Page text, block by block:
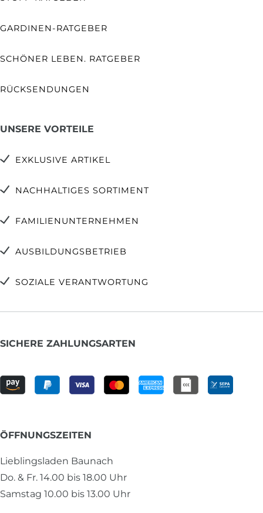
GARDINEN-RATGEBER
SCHÖNER LEBEN. RATGEBER
RÜCKSENDUNGEN
UNSERE VORTEILE
EXKLUSIVE ARTIKEL
NACHHALTIGES SORTIMENT
FAMILIENUNTERNEHMEN
AUSBILDUNGSBETRIEB
SOZIALE VERANTWORTUNG
SICHERE ZAHLUNGSARTEN
ÖFFNUNGSZEITEN
Lieblingsladen Baunach
Do. & Fr. 14.00 bis 18.00 Uhr
Samstag 10.00 bis 13.00 Uhr